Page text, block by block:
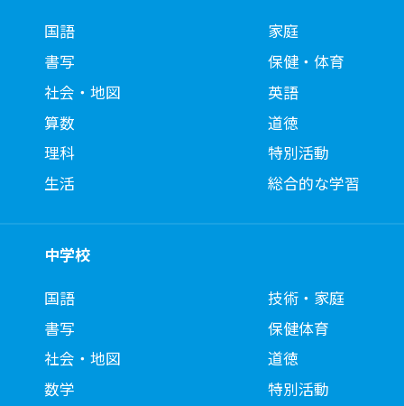
国語
書写
社会・地図
算数
理科
生活
家庭
保健・体育
英語
道徳
特別活動
総合的な学習
中学校
国語
書写
社会・地図
数学
技術・家庭
保健体育
道徳
特別活動